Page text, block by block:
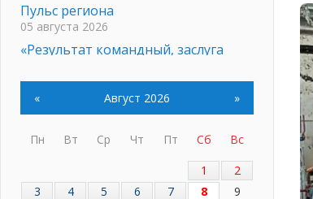
Пульс региона
05 августа 2026
«Результат командный, заслуга
муниципалитета»
05 августа 2026
объединять!
05 августа 2026
« Август 2026 »
Пн Вт Ср Чт Пт Сб
Вс
1
2
3
4 5 6 7 8
9